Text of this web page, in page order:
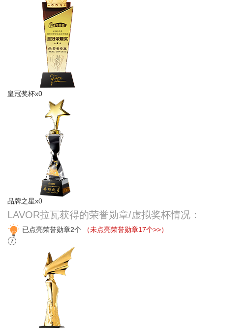
皇冠奖杯x0
品牌之星x0
LAVOR拉瓦获得的荣誉勋章/虚拟奖杯情况：
已点亮荣誉勋章2个 （未点亮荣誉勋章17个>>）